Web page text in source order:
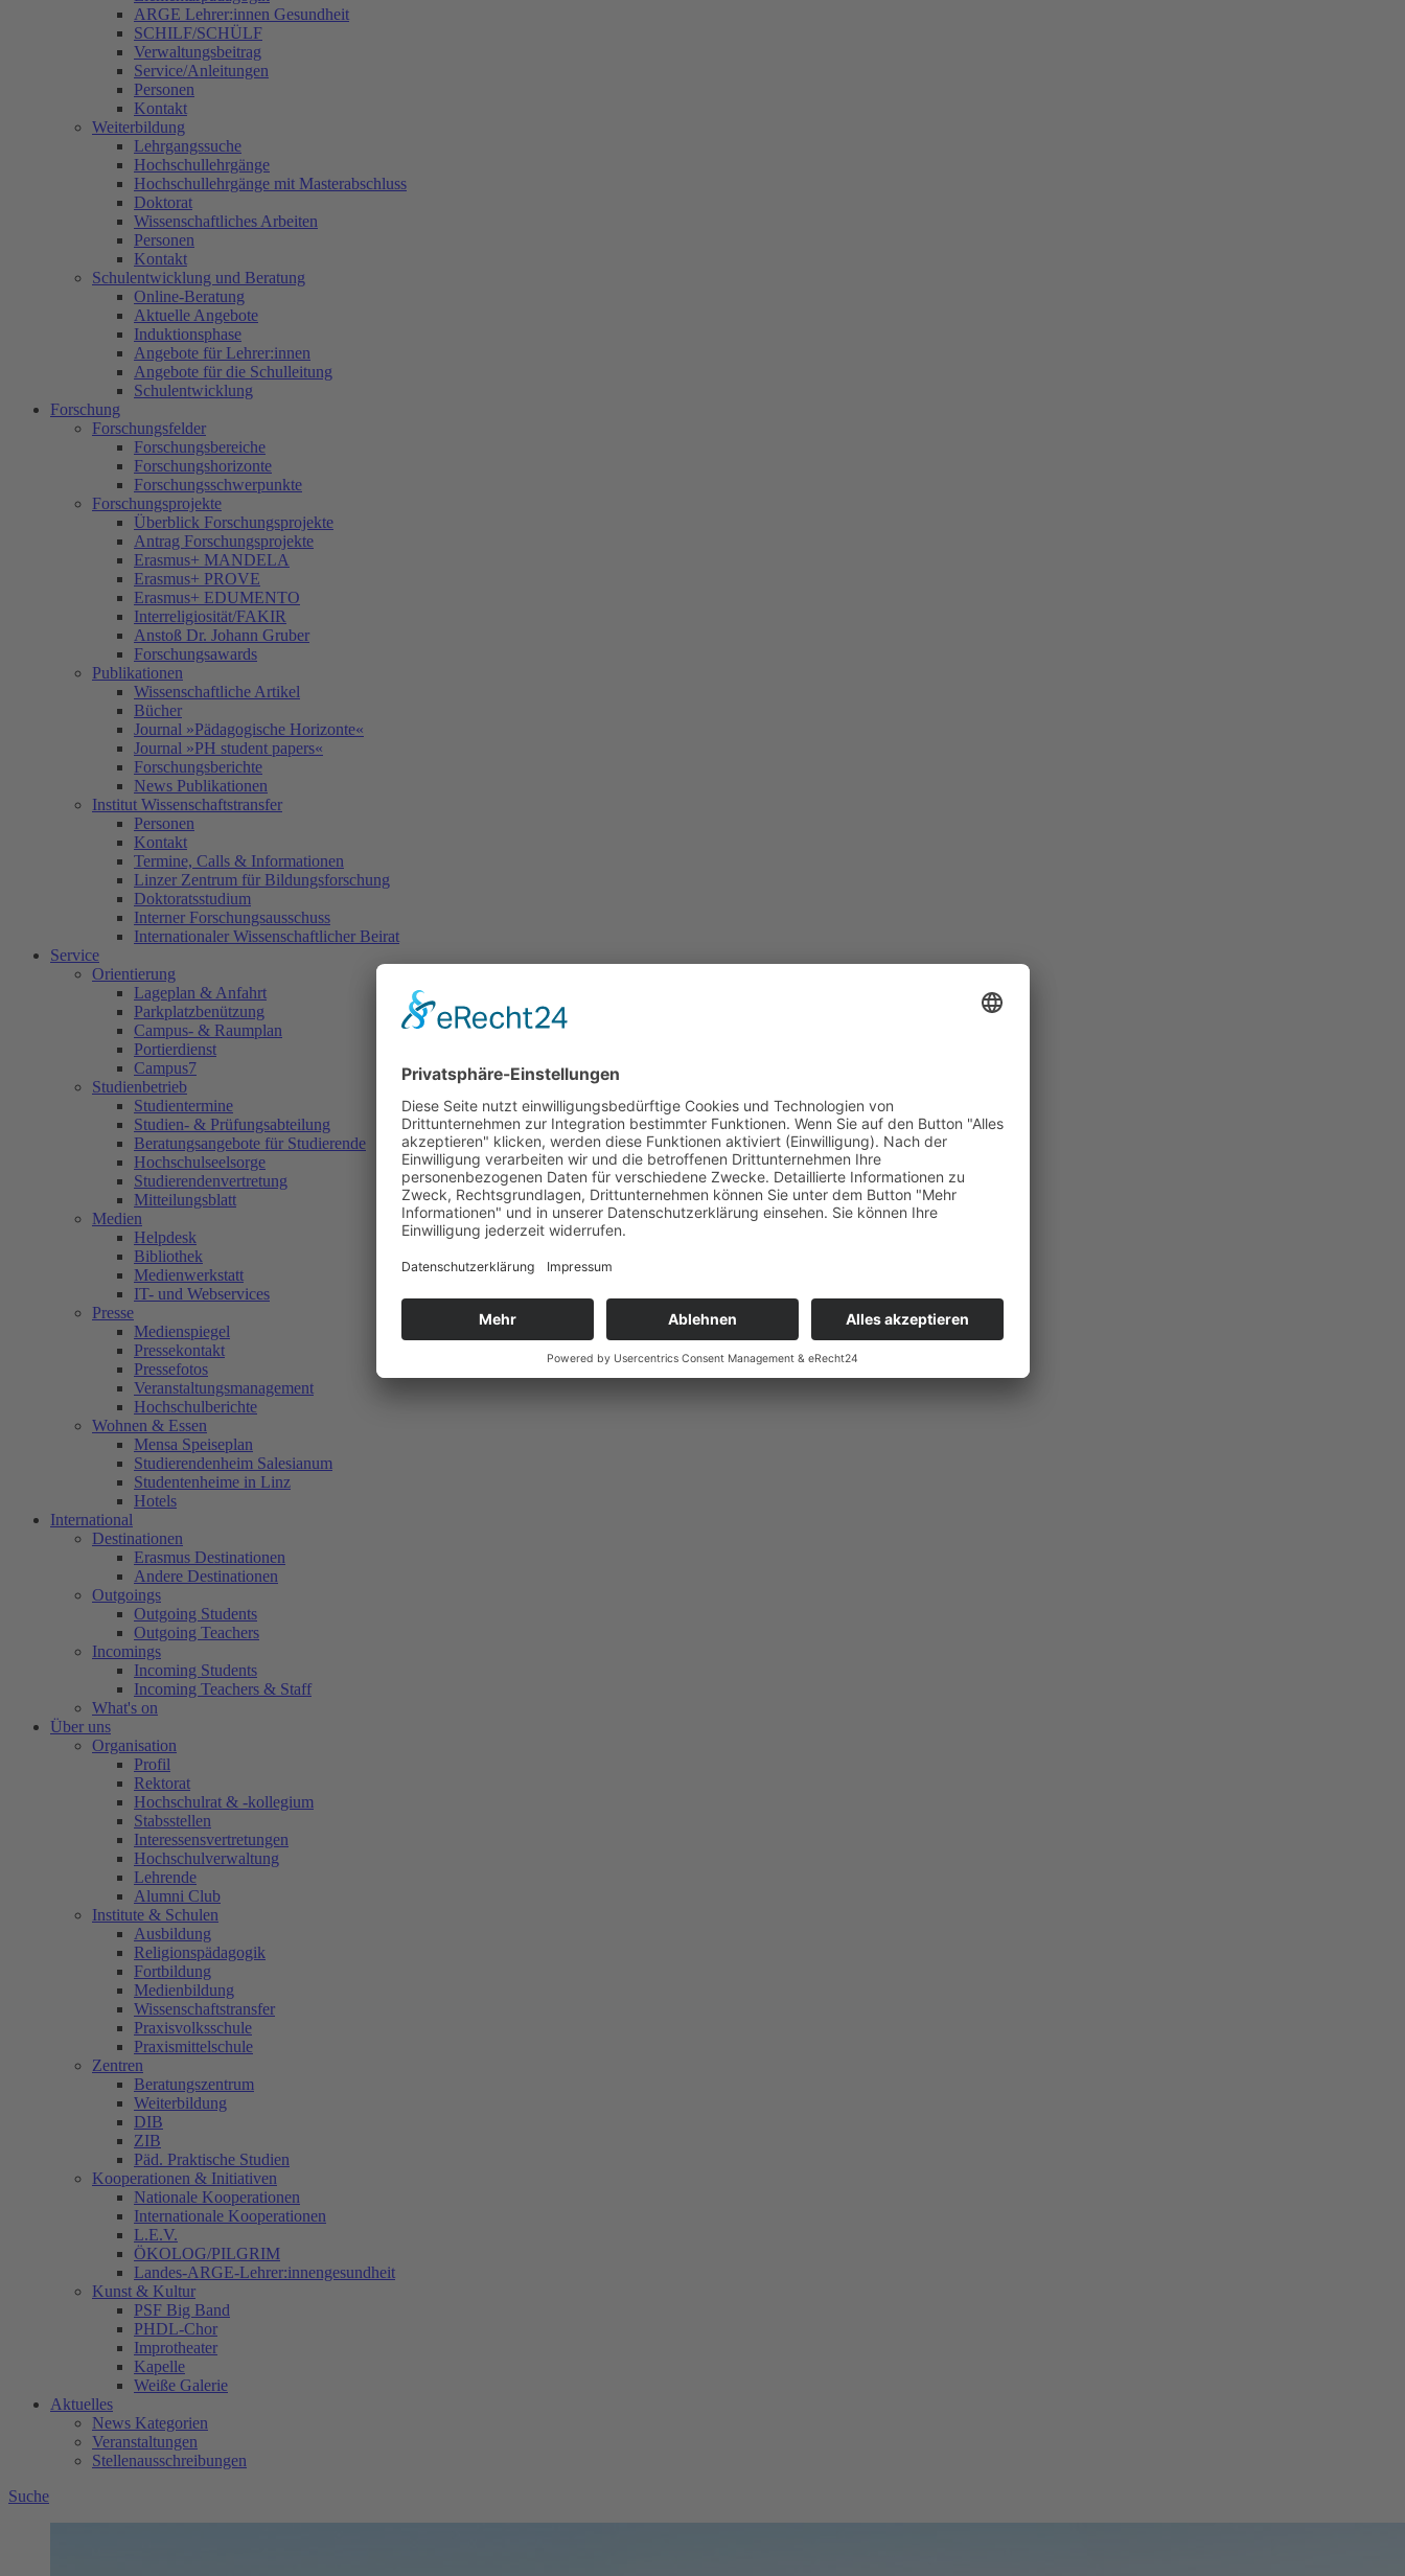
ARGE Lehrer:innen Gesundheit
SCHILF/SCHÜLF
Verwaltungsbeitrag
Service/Anleitungen
Personen
Kontakt
Weiterbildung
Lehrgangssuche
Hochschullehrgänge
Hochschullehrgänge mit Masterabschluss
Doktorat
Wissenschaftliches Arbeiten
Personen
Kontakt
Schulentwicklung und Beratung
Online-Beratung
Aktuelle Angebote
Induktionsphase
Angebote für Lehrer:innen
Angebote für die Schulleitung
Schulentwicklung
Forschung
Forschungsfelder
Forschungsbereiche
Forschungshorizonte
Forschungsschwerpunkte
Forschungsprojekte
Überblick Forschungsprojekte
Antrag Forschungsprojekte
Erasmus+ MANDELA
Erasmus+ PROVE
Erasmus+ EDUMENTO
Interreligiosität/FAKIR
Anstoß Dr. Johann Gruber
Forschungsawards
Publikationen
Wissenschaftliche Artikel
Bücher
Journal »Pädagogische Horizonte«
Journal »PH student papers«
Forschungsberichte
News Publikationen
Institut Wissenschaftstransfer
Personen
Kontakt
Termine, Calls & Informationen
Linzer Zentrum für Bildungsforschung
Doktoratsstudium
Interner Forschungsausschuss
Internationaler Wissenschaftlicher Beirat
Service
Orientierung
Lageplan & Anfahrt
Parkplatzbenützung
Campus- & Raumplan
Portierdienst
Campus7
Studienbetrieb
Studientermine
Studien- & Prüfungsabteilung
Beratungsangebote für Studierende
Hochschulseelsorge
Studierendenvertretung
Mitteilungsblatt
Medien
Helpdesk
Bibliothek
Medienwerkstatt
IT- und Webservices
Presse
Medienspiegel
Pressekontakt
Pressefotos
Veranstaltungsmanagement
Hochschulberichte
Wohnen & Essen
Mensa Speiseplan
Studierendenheim Salesianum
Studentenheime in Linz
Hotels
International
Destinationen
Erasmus Destinationen
Andere Destinationen
Outgoings
Outgoing Students
Outgoing Teachers
Incomings
Incoming Students
Incoming Teachers & Staff
What's on
Über uns
Organisation
Profil
Rektorat
Hochschulrat & -kollegium
Stabsstellen
Interessensvertretungen
Hochschulverwaltung
Lehrende
Alumni Club
Institute & Schulen
Ausbildung
Religionspädagogik
Fortbildung
Medienbildung
Wissenschaftstransfer
Praxisvolksschule
Praxismittelschule
Zentren
Beratungszentrum
Weiterbildung
DIB
ZIB
Päd. Praktische Studien
Kooperationen & Initiativen
Nationale Kooperationen
Internationale Kooperationen
L.E.V.
ÖKOLOG/PILGRIM
Landes-ARGE-Lehrer:innengesundheit
Kunst & Kultur
PSF Big Band
PHDL-Chor
Improtheater
Kapelle
Weiße Galerie
Aktuelles
News Kategorien
Veranstaltungen
Stellenausschreibungen
Suche